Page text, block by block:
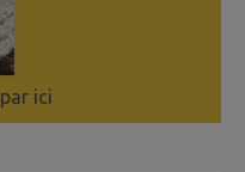
par ici